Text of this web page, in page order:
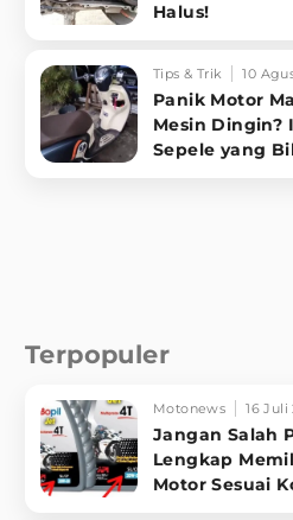
Halus!
Tips & Trik 10
Panik Motor
Mesin Dingin?
Sepele yang
Terpopuler
Motonews 16 Juli
Jangan Salah
Lengkap
Motor Sesuai